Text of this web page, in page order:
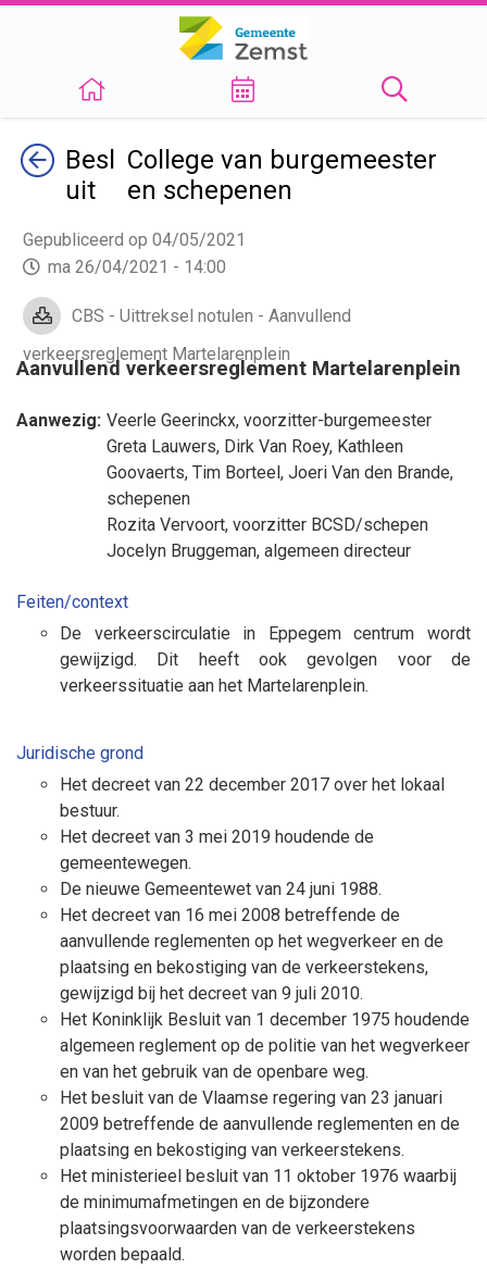
TerugBesl
uit
College van burgemeester
en schepenen
Gepubliceerd op 04/05/2021
ma 26/04/2021 - 14:00
CBS - Uittreksel notulen - Aanvullend
verkeersreglement Martelarenplein
Aanvullend verkeersreglement Martelarenplein
Aanwezig: Veerle Geerinckx, voorzitter-burgemeester
Greta Lauwers, Dirk Van Roey, Kathleen
Goovaerts, Tim Borteel, Joeri Van den Brande,
schepenen
Rozita Vervoort, voorzitter BCSD/schepen
Jocelyn Bruggeman, algemeen directeur
Feiten/context
De verkeerscirculatie in Eppegem centrum wordt
gewijzigd. Dit heeft ook gevolgen voor de
verkeerssituatie aan het Martelarenplein.
Juridische grond
Het decreet van 22 december 2017 over het lokaal
bestuur.
Het decreet van 3 mei 2019 houdende de
gemeentewegen.
De nieuwe Gemeentewet van 24 juni 1988.
Het decreet van 16 mei 2008 betreffende de
aanvullende reglementen op het wegverkeer en de
plaatsing en bekostiging van de verkeerstekens,
gewijzigd bij het decreet van 9 juli 2010.
Het Koninklijk Besluit van 1 december 1975 houdende
algemeen reglement op de politie van het wegverkeer
en van het gebruik van de openbare weg.
Het besluit van de Vlaamse regering van 23 januari
2009 betreffende de aanvullende reglementen en de
plaatsing en bekostiging van verkeerstekens.
Het ministerieel besluit van 11 oktober 1976 waarbij
de minimumafmetingen en de bijzondere
plaatsingsvoorwaarden van de verkeerstekens
worden bepaald.